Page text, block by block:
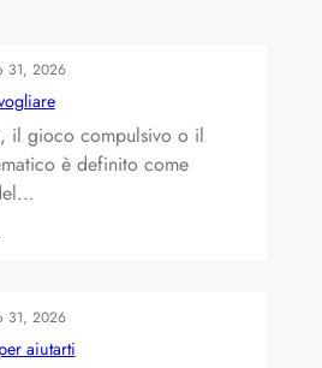
31, 2026
il gioco compulsivo o il
è definito come
31, 2026
aiutarti